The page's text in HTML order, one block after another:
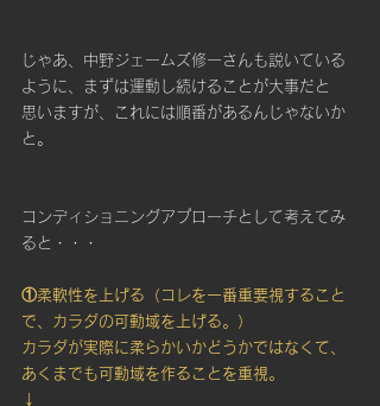
じゃあ、中野ジェームズ修一さんも説いている
ように、まずは運動し続けることが大事だと
思いますが、これには順番があるんじゃないか
と。
コンディショニングアプローチとして考えてみ
ると・・・
①柔軟性を上げる（コレを一番重要視すること
で、カラダの可動域を上げる。）
カラダが実際に柔らかいかどうかではなくて、
あくまでも可動域を作ることを重視。
↓